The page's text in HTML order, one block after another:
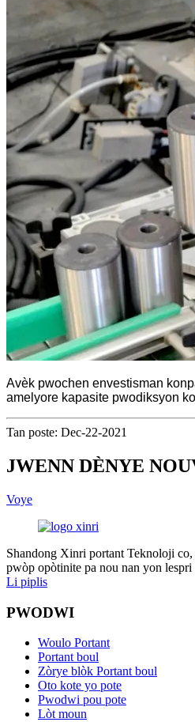
Avèk pwochen envestisman
amelyore kapasite pwodiksyon
Tan poste: Dec-22-2021
JWENN DÈNYE
Voye
Shandong Xinri portant Teknoloji
pwòp opòtinite pa nou nan yon
Li piplis
PWODWI
Woulo Portant
Portant boul
Zòrye blòk Portant boul
Oto kote yo pote
Pwodwi pou pote
Lòt moun